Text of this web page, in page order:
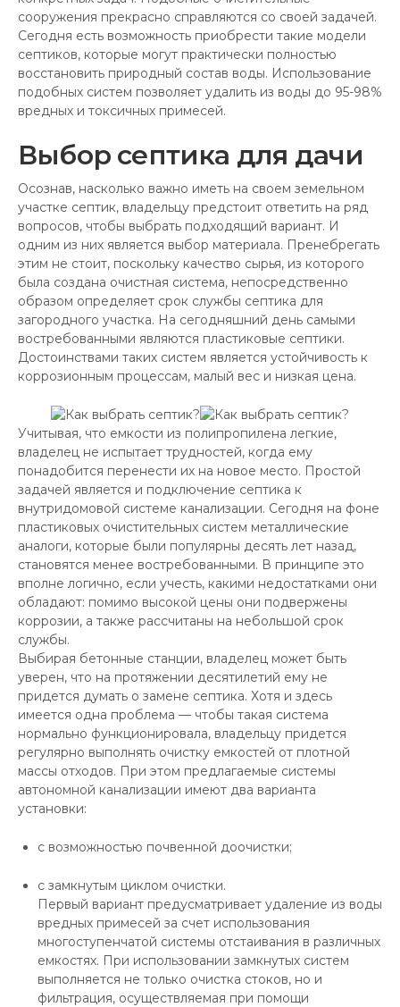
сооружения прекрасно справляются со своей задачей.
Сегодня есть возможность приобрести такие модели
септиков, которые могут практически полностью
восстановить природный состав воды. Использование
подобных систем позволяет удалить из воды до 95-98%
вредных и токсичных примесей.
Выбор септика для дачи
Осознав, насколько важно иметь на своем земельном
участке септик, владельцу предстоит ответить на ряд
вопросов, чтобы выбрать подходящий вариант. И
одним из них является выбор материала. Пренебрегать
этим не стоит, поскольку качество сырья, из которого
была создана очистная система, непосредственно
образом определяет срок службы септика для
загородного участка. На сегодняшний день самыми
востребованными являются пластиковые септики.
Достоинствами таких систем является устойчивость к
коррозионным процессам, малый вес и низкая цена.
Учитывая, что емкости из полипропилена легкие,
владелец не испытает трудностей, когда ему
понадобится перенести их на новое место. Простой
задачей является и подключение септика к
внутридомовой системе канализации. Сегодня на фоне
пластиковых очистительных систем металлические
аналоги, которые были популярны десять лет назад,
становятся менее востребованными. В принципе это
вполне логично, если учесть, какими недостатками они
обладают: помимо высокой цены они подвержены
коррозии, а также рассчитаны на небольшой срок
службы.
Выбирая бетонные станции, владелец может быть
уверен, что на протяжении десятилетий ему не
придется думать о замене септика. Хотя и здесь
имеется одна проблема — чтобы такая система
нормально функционировала, владельцу придется
регулярно выполнять очистку емкостей от плотной
массы отходов. При этом предлагаемые системы
автономной канализации имеют два варианта
установки:
с возможностью почвенной доочистки;
с замкнутым циклом очистки.
Первый вариант предусматривает удаление из воды
вредных примесей за счет использования
многоступенчатой системы отстаивания в различных
емкостях. При использовании замкнутых систем
выполняется не только очистка стоков, но и
фильтрация, осуществляемая при помощи